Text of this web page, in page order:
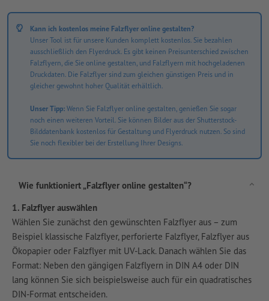
Kann ich kostenlos meine Falzflyer online gestalten?
Unser Tool ist für unsere Kunden komplett kostenlos. Sie bezahlen
ausschließlich den Flyerdruck. Es gibt keinen Preisunterschied zwischen
Falzflyern, die Sie online gestalten, und Falzflyern mit hochgeladenen
Druckdaten. Die Falzflyer sind zum gleichen günstigen Preis und in
gleicher gewohnt hoher Qualität erhältlich.
Unser Tipp: Wenn Sie Falzflyer online gestalten, genießen Sie sogar
noch einen weiteren Vorteil. Sie können Bilder aus der Shutterstock-
Bilddatenbank kostenlos für Gestaltung und Flyerdruck nutzen. So sind
Sie noch flexibler bei der Erstellung Ihrer Designs.
Wie funktioniert „Falzflyer online gestalten“?
1. Falzflyer auswählen
Wählen Sie zunächst den gewünschten Falzflyer aus – zum
Beispiel klassische Falzflyer, perforierte Falzflyer, Falzflyer aus
Ökopapier oder Falzflyer mit UV-Lack. Danach wählen Sie das
Format: Neben den gängigen Falzflyern in DIN A4 oder DIN
lang können Sie sich beispielsweise auch für ein quadratisches
DIN-Format entscheiden.